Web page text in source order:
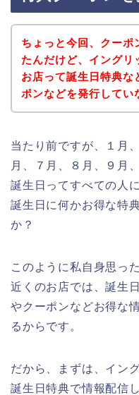
ちょっと今回、クーポ
たんだけど、イングリ
お店って誕生日特典な
ポンなどを発行してい
当たり前ですが、１月
月、７月、８月、９月
誕生日ってすべての人
誕生日に何かお得な特
か？
このように私自身思っ
近くのお店では、誕生
やクーポンなどお得な
るからです。
だから、まずは、イン
誕生日特典で情報配信